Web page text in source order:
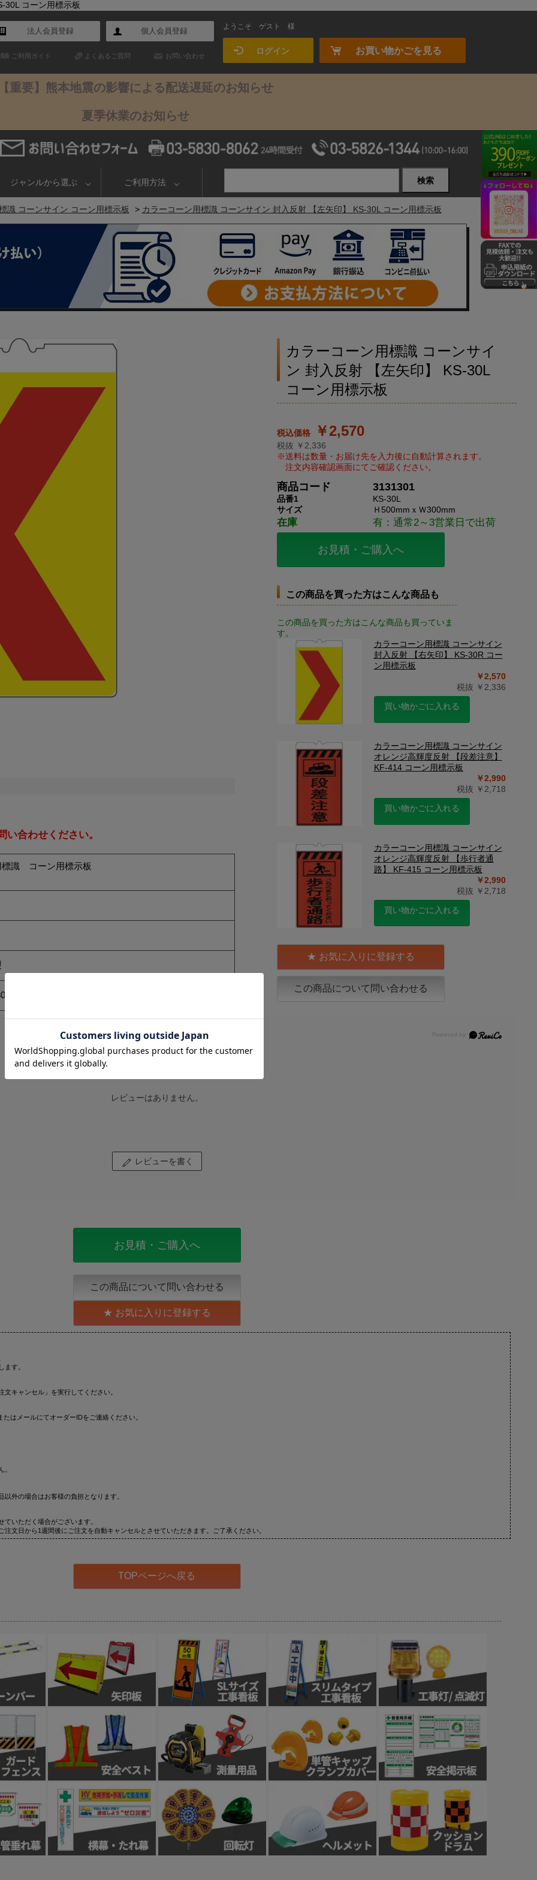
30L コーン用標示板
法人会員登録 個人会員登録
ご利用ガイド よくあるご質問 お問い合わせ
ようこそ ゲスト 様
ログイン お買い物かごを見る
重要】熊本地震の影響による配送遅延のお知らせ
夏季休業のお知らせ
ジャンルから選ぶ ご利用方法 検索
識 コーンサイン コーン用標示板 > カラーコーン用標識 コーンサイン 封入反射 【左矢印】 KS-30L コーン用標示板
合わせください。
標識 コーン用標示板
カラーコーン用標識 コーンサイ
ン 封入反射 【左矢印】 KS-30L
コーン用標示板
￥2,570
税抜 ￥2,336
商品コード 3131301
品番1
KS-30L
サイズ
Ｈ500mmｘＷ300mm
在庫 有：通常2～3営業日で出荷
お見積・ご購入へ
この商品を買った方はこんな商品も
この商品を買った方はこんな商品も買っていま
す。
カラーコーン用標識 コーンサイン
封入反射 【右矢印】 KS-30R コー
ン用標示板
￥2,570
税抜 ￥2,336
買い物かごに入れる
カラーコーン用標識 コーンサイン
オレンジ高輝度反射 【段差注意】
KF-414 コーン用標示板
￥2,990
税抜 ￥2,718
買い物かごに入れる
カラーコーン用標識 コーンサイン
オレンジ高輝度反射 【歩行者通
路】 KF-415 コーン用標示板
￥2,990
税抜 ￥2,718
買い物かごに入れる
この商品について問い合わせる
お気に入りに登録する
レビューはありません。
レビューを書く
お見積・ご購入へ
この商品について問い合わせる
お気に入りに登録する
す。
キャンセル」を実行してください。
はメールにてオーダーIDをご連絡ください。
。
外の場合はお客様の負担となります。
いただく場合がございます。
文日から1週間後にご注文を自動キャンセルとさせていただきます。ご了承ください。
TOPページへ戻る